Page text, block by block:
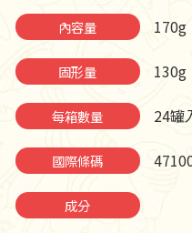
內容量 170g
固形量 130g
每箱數量 24罐
國際條碼
成分